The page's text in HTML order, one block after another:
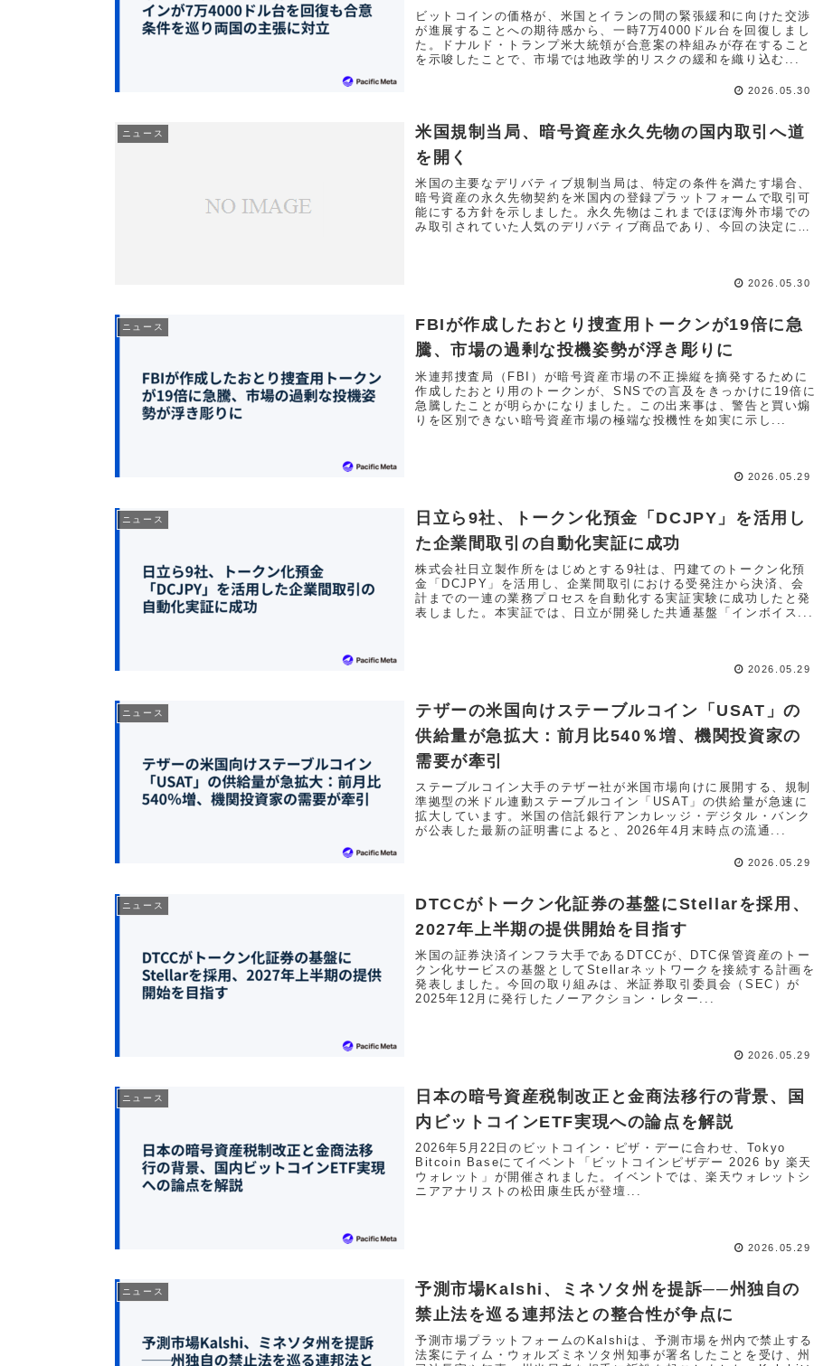
ビットコインの価格が、米国とイランの間の緊張緩和に向けた交渉
が進展することへの期待感から、一時7万4000ドル台を回復しまし
た。ドナルド・トランプ米大統領が合意案の枠組みが存在すること
を示唆したことで、市場では地政学的リスクの緩和を織り込む...
2026.05.30
ニュース
米国規制当局、暗号資産永久先物の国内取引へ道
を開く
米国の主要なデリバティブ規制当局は、特定の条件を満たす場合、
暗号資産の永久先物契約を米国内の登録プラットフォームで取引可
能にする方針を示しました。永久先物はこれまでほぼ海外市場での
み取引されていた人気のデリバティブ商品であり、今回の決定に
2026.05.30
ニュース
FBIが作成したおとり捜査用トークンが19倍に急
騰、市場の過剰な投機姿勢が浮き彫りに
米連邦捜査局（FBI）が暗号資産市場の不正操縦を摘発するために
作成したおとり用のトークンが、SNSでの言及をきっかけに19倍に
急騰したことが明らかになりました。この出来事は、警告と買い煽
りを区別できない暗号資産市場の極端な投機性を如実に示し...
2026.05.29
ニュース
日立ら9社、トークン化預金「DCJPY」を活用し
た企業間取引の自動化実証に成功
株式会社日立製作所をはじめとする9社は、円建てのトークン化預
金「DCJPY」を活用し、企業間取引における受発注から決済、会
計までの一連の業務プロセスを自動化する実証実験に成功したと発
表しました。本実証では、日立が開発した共通基盤「インボイス...
2026.05.29
ニュース
テザーの米国向けステーブルコイン「USAT」の
供給量が急拡大：前月比540％増、機関投資家の
需要が牽引
ステーブルコイン大手のテザー社が米国市場向けに展開する、規制
準拠型の米ドル連動ステーブルコイン「USAT」の供給量が急速に
拡大しています。米国の信託銀行アンカレッジ・デジタル・バンク
が公表した最新の証明書によると、2026年4月末時点の流通...
2026.05.29
ニュース
DTCCがトークン化証券の基盤にStellarを採用、
2027年上半期の提供開始を目指す
米国の証券決済インフラ大手であるDTCCが、DTC保管資産のトー
クン化サービスの基盤としてStellarネットワークを接続する計画を
発表しました。今回の取り組みは、米証券取引委員会（SEC）が
2025年12月に発行したノーアクション・レター...
2026.05.29
ニュース
日本の暗号資産税制改正と金商法移行の背景、国
内ビットコインETF実現への論点を解説
2026年5月22日のビットコイン・ピザ・デーに合わせ、Tokyo
Bitcoin Baseにてイベント「ビットコインピザデー 2026 by 楽天
ウォレット」が開催されました。イベントでは、楽天ウォレットシ
ニアアナリストの松田康生氏が登壇...
2026.05.29
ニュース
予測市場Kalshi、ミネソタ州を提訴──州独自の
禁止法を巡る連邦法との整合性が争点に
予測市場プラットフォームのKalshiは、予測市場を州内で禁止する
法案にティム・ウォルズミネソタ州知事が署名したことを受け、州